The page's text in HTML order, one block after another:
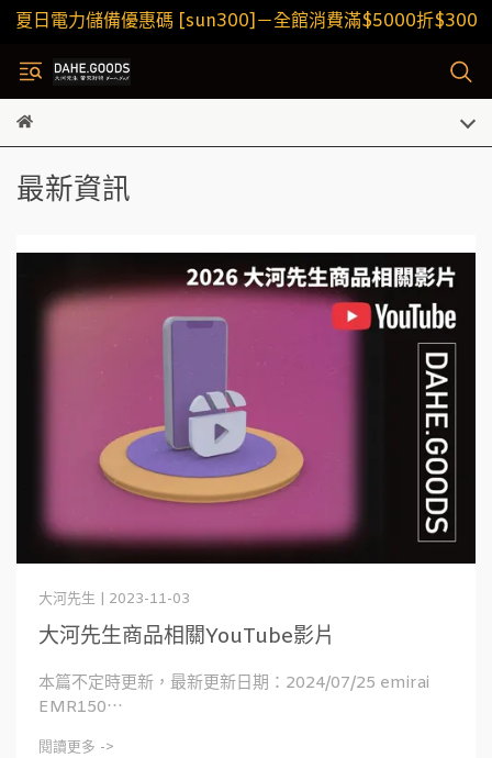
夏日電力儲備優惠碼 [sun300]－全館消費滿$5000折$300
最新資訊
大河先生商品相關YouTube影片
大河先生 | 2023-11-03
本篇不定時更新，最新更新日期：2024/07/25 emirai
EMR150⋯
閱讀更多 ->